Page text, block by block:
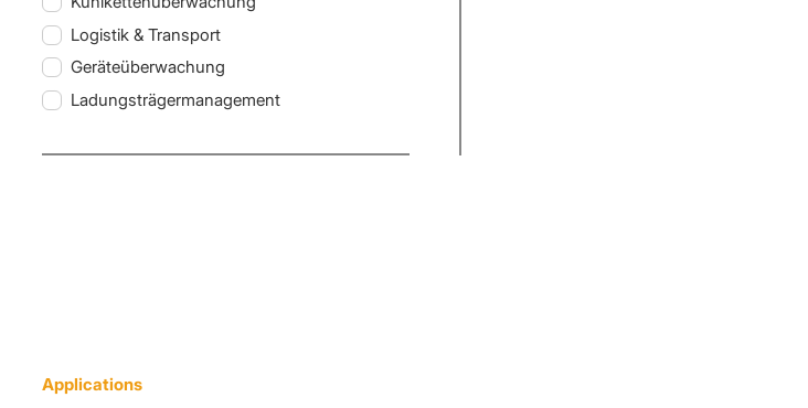
Logistik & Transport
Geräteüberwachung
Ladungsträgermanagement
Applications